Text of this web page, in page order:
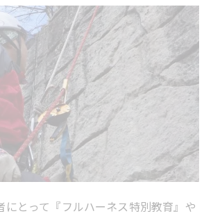
にとって『フルハーネス特別教育』や